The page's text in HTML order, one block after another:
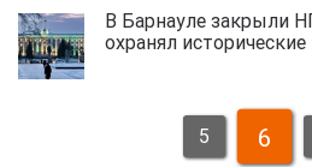
В Барнауле закрыли
охранял
5 6